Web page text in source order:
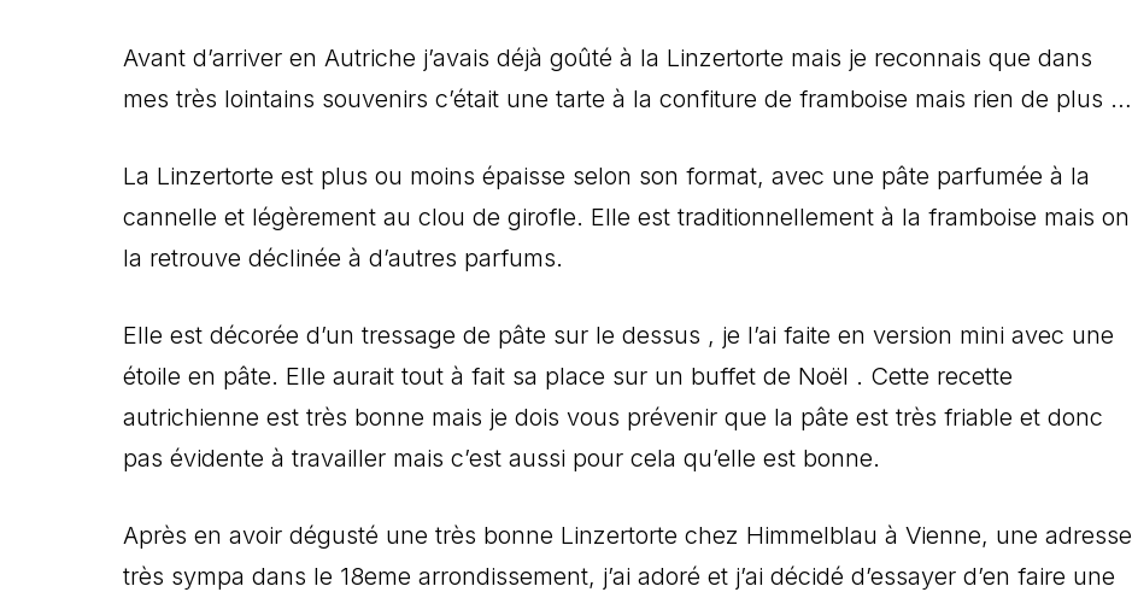
Avant d’arriver en Autriche j’avais déjà goûté à la Linzertorte mais je reconnais que dans
mes très lointains souvenirs c’était une tarte à la confiture de framboise mais rien de plus …
La Linzertorte est plus ou moins épaisse selon son format, avec une pâte parfumée à la
cannelle et légèrement au clou de girofle. Elle est traditionnellement à la framboise mais on
la retrouve déclinée à d’autres parfums.
Elle est décorée d’un tressage de pâte sur le dessus , je l’ai faite en version mini avec une
étoile en pâte. Elle aurait tout à fait sa place sur un buffet de Noël . Cette recette
autrichienne est très bonne mais je dois vous prévenir que la pâte est très friable et donc
pas évidente à travailler mais c’est aussi pour cela qu’elle est bonne.
Après en avoir dégusté une très bonne Linzertorte chez Himmelblau à Vienne, une adresse
très sympa dans le 18eme arrondissement, j’ai adoré et j’ai décidé d’essayer d’en faire une